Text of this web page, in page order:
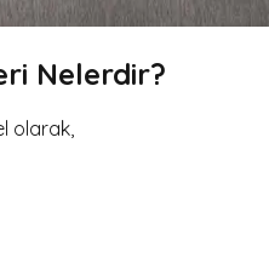
Nelerdir?
olarak,